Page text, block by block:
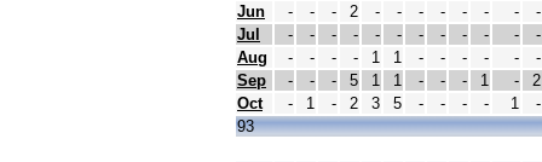
Jun - - - 2 - - - - - - -
-
Jul
- - - - - - - - - - -
-
Aug
- - - - 1 1 - - - - -
-
Sep
- - - 5 1 1 - - - 1 -
2
Oct
- 1 - 2 3 5 - - - - 1
-
93